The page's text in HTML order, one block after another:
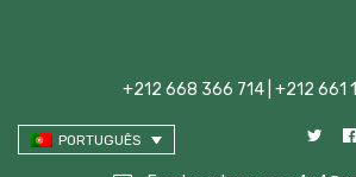
+212 668 366 714 | +212 661
PORTUGUÊS